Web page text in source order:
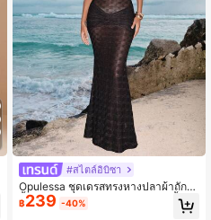
#สไตล์อิบิซา
Opulessa ชุดเดรสทรงหางปลาผ้าถักสี
พื้นเกาะอกเข้ารูป สำหรับผู้หญิง 1 ชิ้น
฿239 -40%